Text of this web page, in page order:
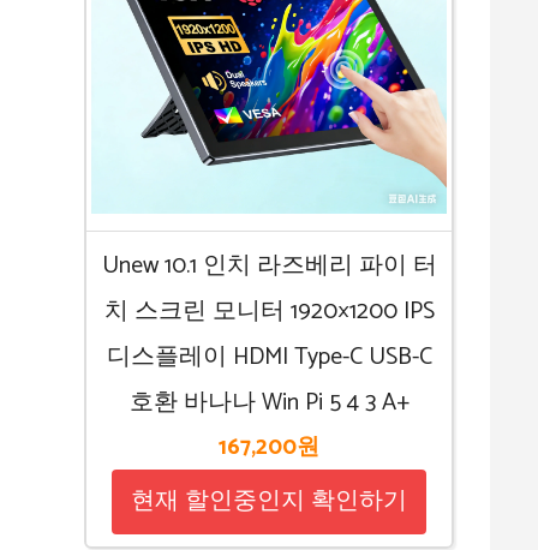
Unew 10.1 인치 라즈베리 파이 터
치 스크린 모니터 1920×1200 IPS
디스플레이 HDMI Type-C USB-C
호환 바나나 Win Pi 5 4 3 A+
167,200원
현재 할인중인지 확인하기